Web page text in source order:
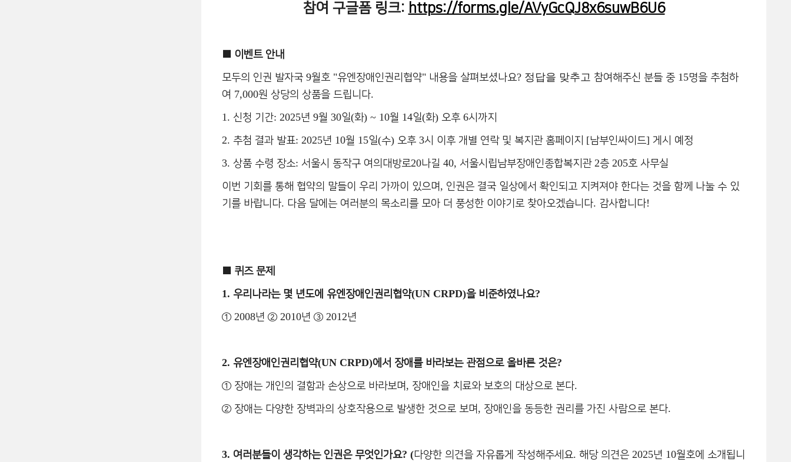
참여 구글폼 링크: https://forms.gle/AVyGcQJ8x6suwB6U6
■ 이벤트 안내
모두의 인권 발자국 9월호 "유엔장애인권리협약" 내용을 살펴보셨나요? 정답을 맞추고 참여해주신 분들 중 15명을 추첨하
여 7,000원 상당의 상품을 드립니다.
1. 신청 기간: 2025년 9월 30일(화) ~ 10월 14일(화) 오후 6시까지
2. 추첨 결과 발표: 2025년 10월 15일(수) 오후 3시 이후 개별 연락 및 복지관 홈페이지 [남부인싸이드] 게시 예정
3. 상품 수령 장소: 서울시 동작구 여의대방로20나길 40, 서울시립남부장애인종합복지관 2층 205호 사무실
이번 기회를 통해 협약의 말들이 우리 가까이 있으며 , 인권은 결국 일상에서 확인되고 지켜져야 한다는 것을 함께 나눌 수 있
기를 바랍니다. 다음 달에는 여러분의 목소리를 모아 더 풍성한 이야기로 찾아오겠습니다. 감사합니다!
■ 퀴즈 문제
1. 우리나라는 몇 년도에 유엔장애인권리협약(UN CRPD)을 비준하였나요?
① 2008년 ② 2010년 ③ 2012년
2. 유엔장애인권리협약(UN CRPD)에서 장애를 바라보는 관점으로 올바른 것은?
① 장애는 개인의 결함과 손상으로 바라보며 , 장애인을 치료와 보호의 대상으로 본다.
② 장애는 다양한 장벽과의 상호작용으로 발생한 것으로 보며 , 장애인을 동등한 권리를 가진 사람으로 본다.
3. 여러분들이 생각하는 인권은 무엇인가요? (다양한 의견을 자유롭게 작성해주세요. 해당 의견은 2025년 10월호에 소개됩니